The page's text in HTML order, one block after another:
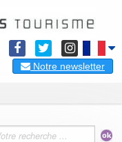
Notre newsletter